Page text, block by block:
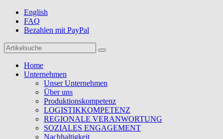
English
FAQ
Bezahlen mit PayPal
Home
Unternehmen
Unser Unternehmen
Über uns
Produktionskompetenz
LOGISTIKKOMPETENZ
REGIONALE VERANWORTUNG
SOZIALES ENGAGEMENT
Nachhaltigkeit